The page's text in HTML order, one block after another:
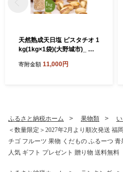
天然熟成天日塩 ピスタチオ 1
kg(1kg×1袋)(大野城市)_ ピ
然 熟成 天日塩 おやつ スナッ
寄附金額 11,000円
ふるさと納税ホーム 果物類
＜数量限定＞2027年2月より順次発送 福
チゴ フルーツ 果物 くだもの ふるーつ
人気 ギフト プレゼント 贈り物 送料無料